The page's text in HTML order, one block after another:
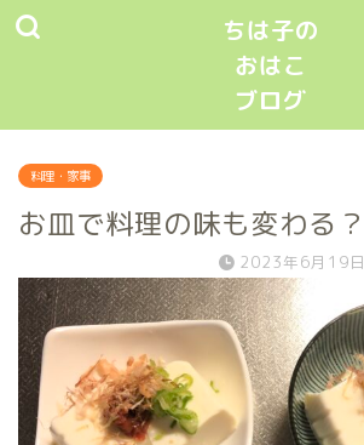
ちは子の
おはこ
ブログ
料理・家事
お皿で料理の味も変わる？
2023年6月19日